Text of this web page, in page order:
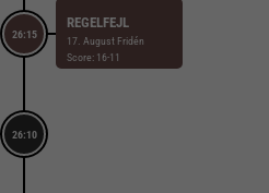
26:15
REGELFEJL
17. August Fridén
Score: 16-11
26:10